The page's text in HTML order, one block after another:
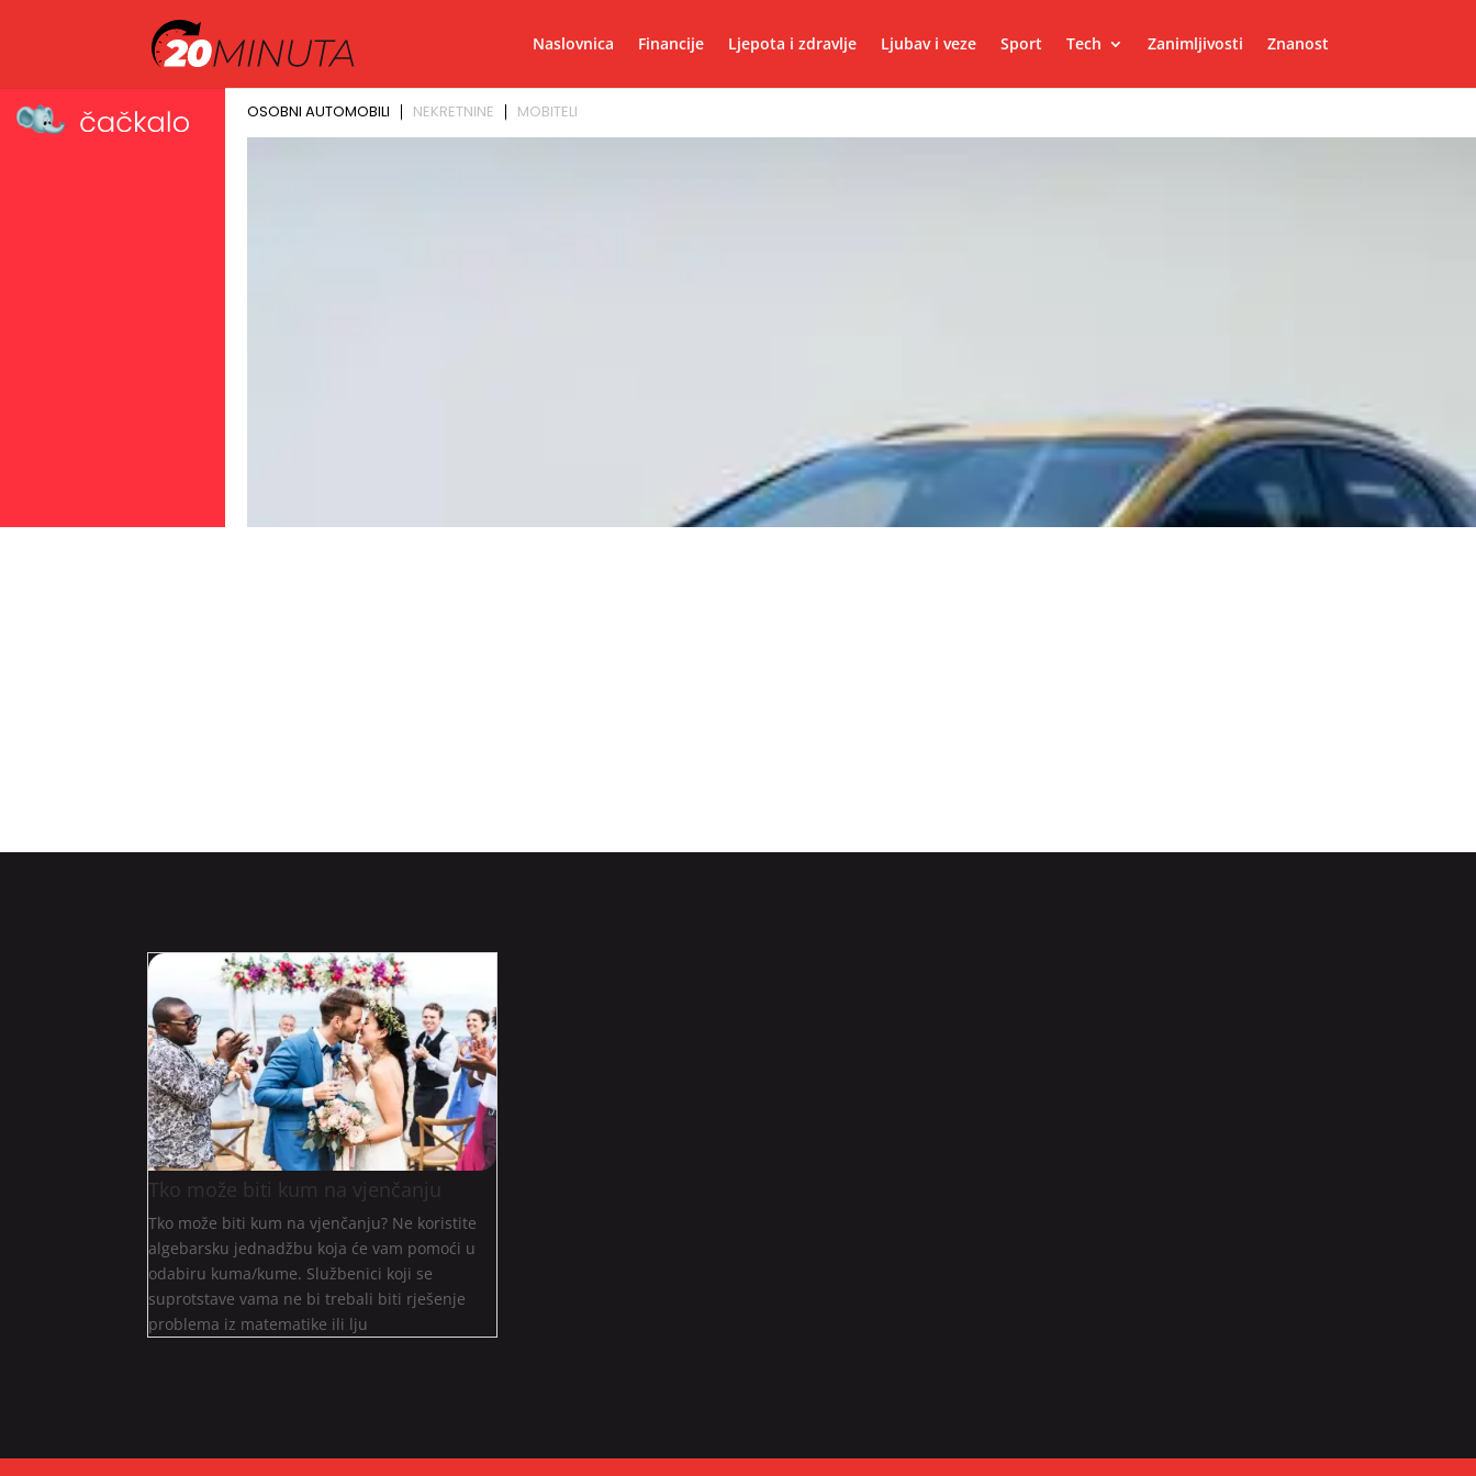
Naslovnica Financije Ljepota i zdravlje Ljubav i veze Sport Tech Zanimljivosti Znanost
Tko može biti kum na vjenčanju
Tko može biti kum na vjenčanju? Ne koristite
algebarsku jednadžbu koja će vam pomoći u
odabiru kuma/kume. Službenici koji se
suprotstave vama ne bi trebali biti rješenje
problema iz matematike ili lju